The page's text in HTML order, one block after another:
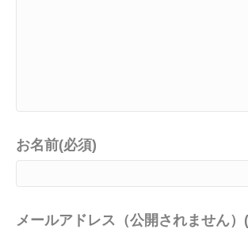
お名前(必須)
メールアドレス（公開されません）